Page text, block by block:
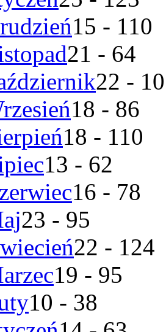
15 - 110
21 - 64
22 -
18 - 86
18 - 110
13 - 62
16 - 78
23 - 95
22 - 124
19 - 95
10 - 38